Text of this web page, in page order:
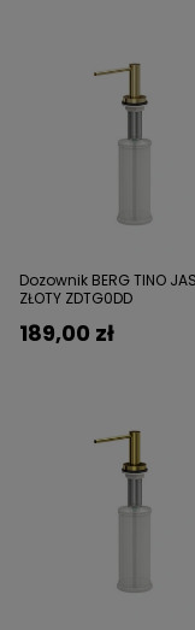
Dozownik BERG TINO
ZŁOTY ZDTG0DD
189,00 zł